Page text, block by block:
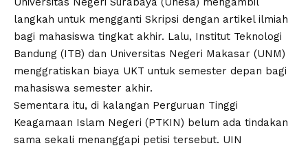
langkah untuk mengganti Skripsi dengan artikel ilmiah
bagi mahasiswa tingkat akhir. Lalu, Institut Teknologi
Bandung (ITB) dan Universitas Negeri Makasar (UNM)
menggratiskan biaya UKT untuk semester depan bagi
mahasiswa semester akhir.
Sementara itu, di kalangan Perguruan Tinggi
Keagamaan Islam Negeri (PTKIN) belum ada tindakan
sama sekali menanggapi petisi tersebut. UIN